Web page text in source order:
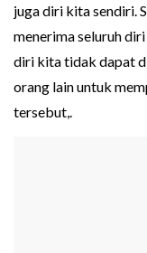
juga diri kita sendiri.
menerima seluruh
diri kita tidak dapat
orang lain untuk
tersebut,.